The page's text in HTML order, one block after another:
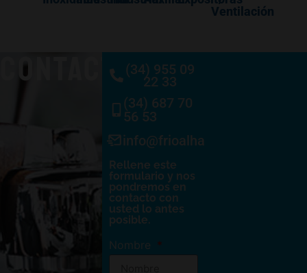
Ventilación
CONTACTO(34) 955 09
22 33
(34) 687 70
56 53
info@frioalhambra.com
Rellene este
formulario y nos
pondremos en
contacto con
usted lo antes
posible.
Nombre